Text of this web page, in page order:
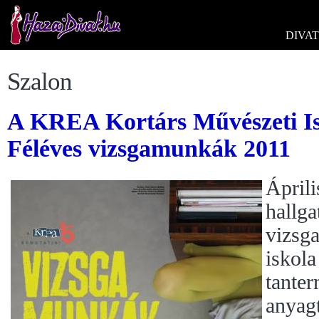
DIVAT
Szalon
A KREA Kortárs Művészeti
Féléves vizsgamunkák 2011